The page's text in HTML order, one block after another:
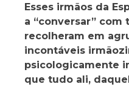
Esses irmãos da
a “conversar” com
recolheram em
incontáveis
psicologicamente
que tudo ali,